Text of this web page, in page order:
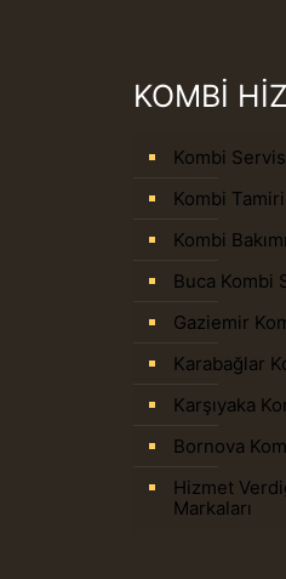
KOMBİ
Kombi
Kombi Tamiri
Kombi Bakımı
Buca Kombi
Gaziemir
Karabağlar
Karşıyaka
Bornova
Hizmet
Markaları